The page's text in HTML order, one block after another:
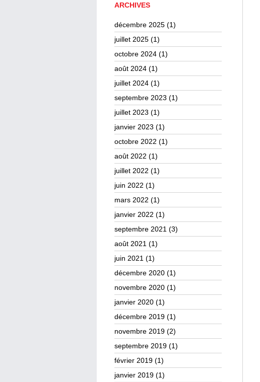
ARCHIVES
décembre 2025 (1)
juillet 2025 (1)
octobre 2024 (1)
août 2024 (1)
juillet 2024 (1)
septembre 2023 (1)
juillet 2023 (1)
janvier 2023 (1)
octobre 2022 (1)
août 2022 (1)
juillet 2022 (1)
juin 2022 (1)
mars 2022 (1)
janvier 2022 (1)
septembre 2021 (3)
août 2021 (1)
juin 2021 (1)
décembre 2020 (1)
novembre 2020 (1)
janvier 2020 (1)
décembre 2019 (1)
novembre 2019 (2)
septembre 2019 (1)
février 2019 (1)
janvier 2019 (1)